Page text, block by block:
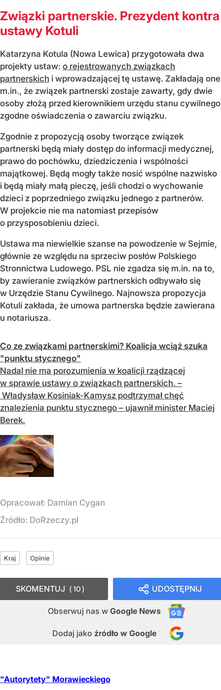
Związki partnerskie. Prezydent kontra
ustawy Kotuli
Katarzyna Kotula (Nowa Lewica) przygotowała dwa
projekty ustaw: o rejestrowanych związkach
partnerskich i wprowadzającej tę ustawę. Zakładają one
m.in., że związek partnerski zostaje zawarty, gdy dwie
osoby złożą przed kierownikiem urzędu stanu cywilnego
zgodne oświadczenia o zawarciu związku.
Zgodnie z propozycją osoby tworzące związek
partnerski będą miały dostęp do informacji medycznej,
prawo do pochówku, dziedziczenia i wspólności
majątkowej. Będą mogły także nosić wspólne nazwisko
i będą miały małą pieczę, jeśli chodzi o wychowanie
dzieci z poprzedniego związku jednego z partnerów.
W projekcie nie ma natomiast przepisów
o przysposobieniu dzieci.
Ustawa ma niewielkie szanse na powodzenie w Sejmie,
głównie ze względu na sprzeciw posłów Polskiego
Stronnictwa Ludowego. PSL nie zgadza się m.in. na to,
by zawieranie związków partnerskich odbywało się
w Urzędzie Stanu Cywilnego. Najnowsza propozycja
Kotuli zakłada, że umowa partnerska będzie zawierana
u notariusza.
Co ze związkami partnerskimi? Koalicja wciąż szuka
"punktu stycznego"
Nadal nie ma porozumienia w koalicji rządzącej
w sprawie ustawy o związkach partnerskich. –
Władysław Kosiniak-Kamysz podtrzymał chęć
znalezienia punktu stycznego – ujawnił minister Maciej
Berek.
Opracował: Damian Cygan
Źródło: DoRzeczy.pl
Kraj Opinie
UDOSTĘPNIJ
Obserwuj nas w Google News
Dodaj jako źródło w Google
SKOMENTUJ 10
"Autorytety" Morawieckiego